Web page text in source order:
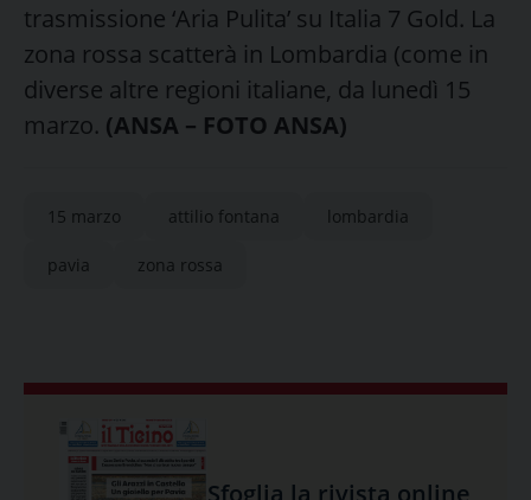
trasmissione ‘Aria Pulita’ su Italia 7 Gold. La
zona rossa scatterà in Lombardia (come in
diverse altre regioni italiane, da lunedì 15
marzo. (ANSA – FOTO ANSA)
15 marzo attilio fontana lombardia
pavia zona rossa
Sfoglia la rivista online